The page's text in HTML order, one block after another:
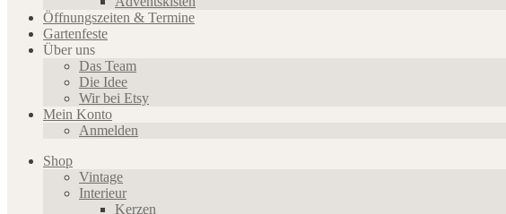
Öffnungszeiten & Termine
Gartenfeste
Über uns
Das Team
Die Idee
Wir bei Etsy
Mein Konto
Anmelden
Shop
Vintage
Interieur
Kerzen